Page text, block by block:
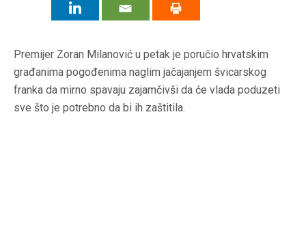
Premijer Zoran Milanović u petak je poručio hrvatskim
građanima pogođenima naglim jačajanjem švicarskog
franka da mirno spavaju zajamčivši da će vlada poduzeti
sve što je potrebno da bi ih zaštitila.